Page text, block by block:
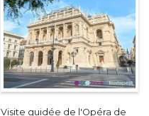
Visite guidée de l'Opéra de